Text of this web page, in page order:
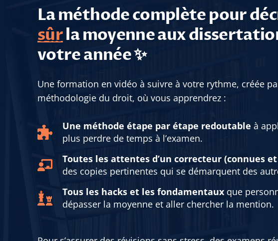
La méthode complète pour
sûrla moyenne aux
votre année ✨
Une formation en vidéo à suivre à votre rythme, créée
méthodologie du droit, où vous apprendrez :
Une méthode étape par étape redoutable à
plus perdre de temps à l’examen.
Toutes les attentes d’un correcteur (connues
des copies pertinentes qui se démarquent des
Tous les hacks et les fondamentaux que
dépasser la moyenne et aller chercher la mention.